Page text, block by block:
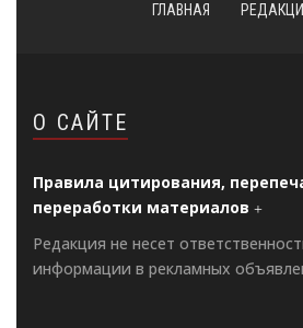
ГЛАВНАЯ
О САЙТЕ
Правила цитирования,
переработки материалов
Редакция не несет
информации в рекламных